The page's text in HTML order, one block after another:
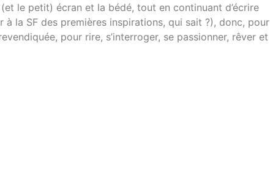
le petit) écran et la bédé, tout en continuant d’écrire
la SF des premières inspirations, qui sait ?), donc, pour
pour rire, s’interroger, se passionner, rêver et